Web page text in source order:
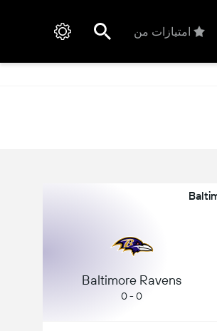
امتیازات من
Baltimore Ravens
0 - 0